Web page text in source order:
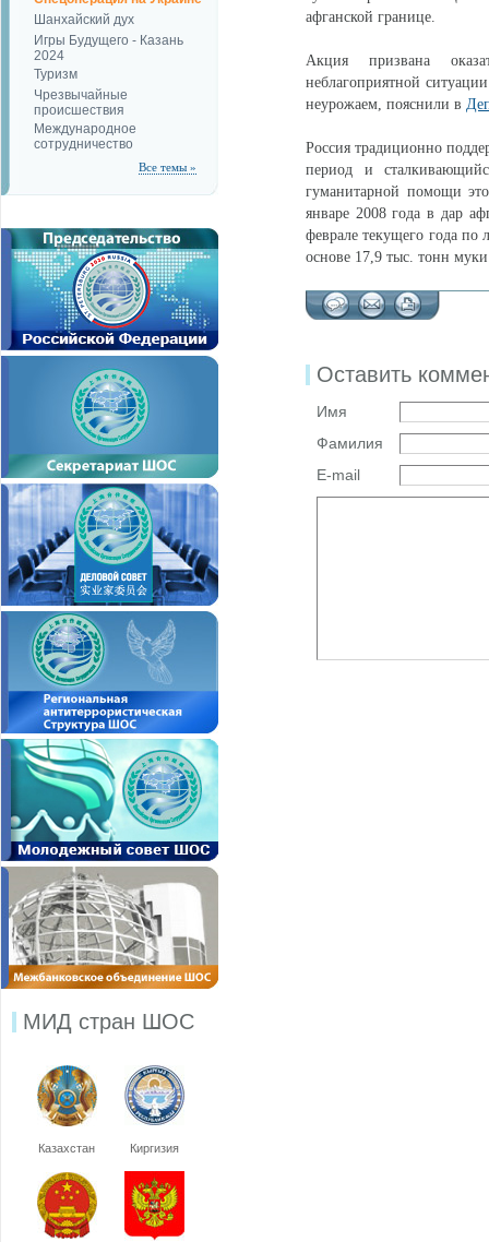
Шанхайский дух
Игры Будущего - Казань
2024
Туризм
Чрезвычайные
происшествия
Международное
сотрудничество
Все темы »
МИД стран ШОС
Казахстан Киргизия
афганской границе.
Акция призвана
неблагоприятной
неурожаем, пояснили в
Россия традиционно
период и
гуманитарной помощи
январе 2008 года в дар
феврале текущего года
основе 17,9 тыс. тонн
Оставить
Имя
Фамилия
E-mail